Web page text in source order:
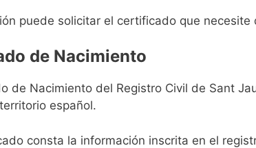
puede solicitar el certificado que
de Nacimiento
de Nacimiento del Registro Civil de Sant
español.
consta la información inscrita en el